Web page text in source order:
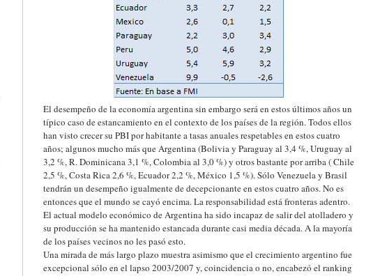
El desempeño de la economía argentina sin embargo será en estos últimos años un
típico caso de estancamiento en el contexto de los países de la región. Todos ellos
han visto crecer su PBI por habitante a tasas anuales respetables en estos cuatro
años; algunos mucho más que Argentina (Bolivia y Paraguay al 3,4 %, Uruguay al
3,2 %, R. Dominicana 3,1 %, Colombia al 3,0 %) y otros bastante por arriba ( Chile
2,5 %, Costa Rica 2,6 %, Ecuador 2,2 %, México 1,5 %). Sólo Venezuela y Brasil
tendrán un desempeño igualmente de decepcionante en estos cuatro años. No es
entonces que el mundo se cayó encima. La responsabilidad está fronteras adentro.
El actual modelo económico de Argentina ha sido incapaz de salir del atolladero y
su producción se ha mantenido estancada durante casi media década. A la mayoría
de los países vecinos no les pasó esto.
Una mirada de más largo plazo muestra asimismo que el crecimiento argentino fue
excepcional sólo en el lapso 2003/2007 y, coincidencia o no, encabezó el ranking